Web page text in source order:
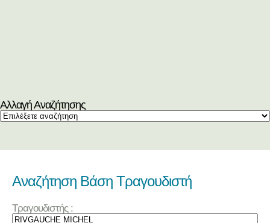
Αλλαγή Αναζήτησης
Αναζήτηση Βάση Τραγουδιστή
Τραγουδιστής :